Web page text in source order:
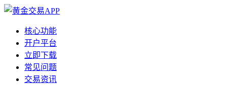
核心功能
开户平台
立即下载
常见问题
交易资讯